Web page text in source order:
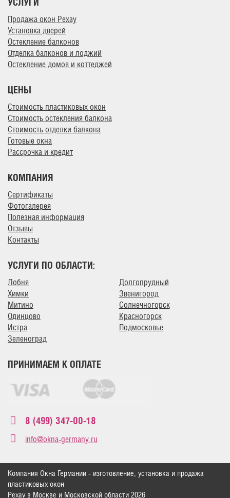
Продажа окон Рехау
Установка дверей
Остекление балконов
Отделка балконов и лоджий
Остекление домов и коттеджей
ЦЕНЫ
Стоимость пластиковых окон
Стоимость остекления балкона
Стоимость отделки балкона
Готовые окна
Рассрочка и кредит
КОМПАНИЯ
Сертификаты
Фотогалерея
Полезная информация
Отзывы
Контакты
УСЛУГИ ПО ОБЛАСТИ:
Лобня
Химки
Митино
Одинцово
Истра
Зеленоград
Долгопрудный
Звенигород
Солнечногорск
Красногорск
Подмосковье
ПРИНИМАЕМ К ОПЛАТЕ
8 (499) 347-00-18
info@okna-germany.ru
Компания Окна Германии - изготовление, установка и продажа
пластиковых окон
Рехау в Москве и Московской области 2026